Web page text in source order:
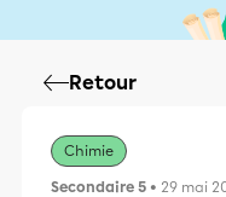
Retour
Chimie
Secondaire 5 • 29 mai